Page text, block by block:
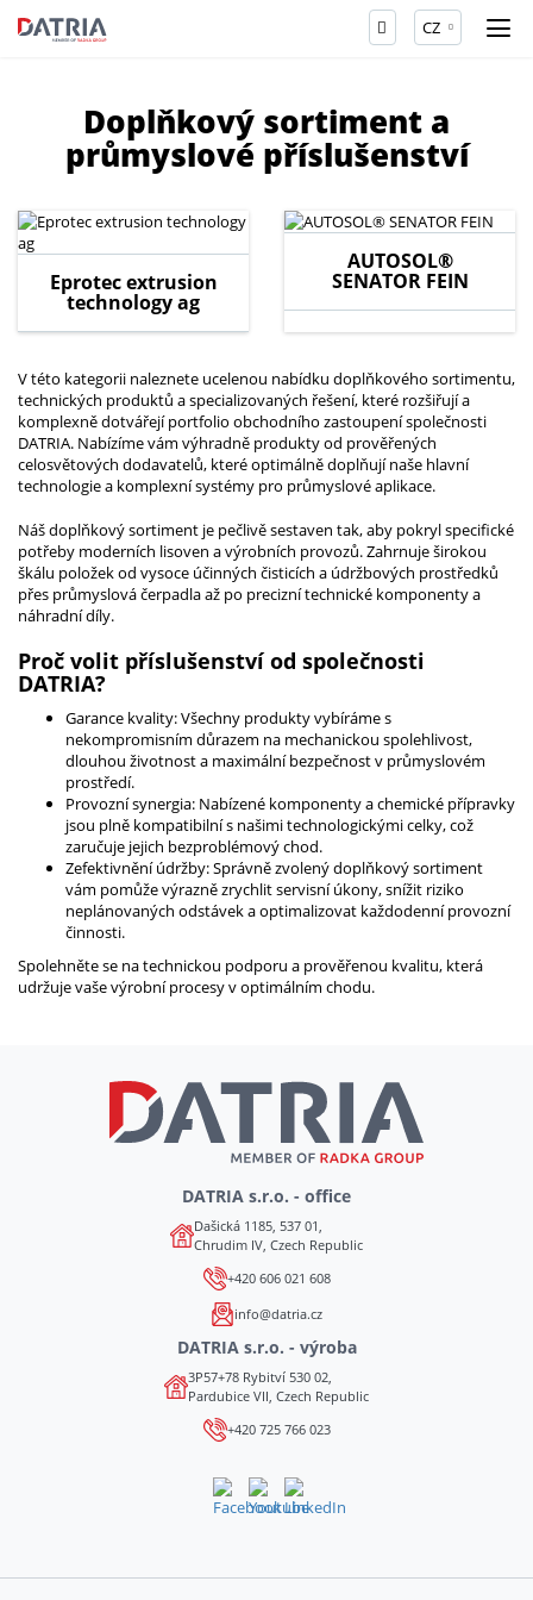
CZ
Doplňkový sortiment a
průmyslové příslušenství
Eprotec extrusion
technology ag
AUTOSOL®
SENATOR FEIN
V této kategorii naleznete ucelenou nabídku doplňkového sortimentu,
technických produktů a specializovaných řešení, které rozšiřují a
komplexně dotvářejí portfolio obchodního zastoupení společnosti
DATRIA. Nabízíme vám výhradně produkty od prověřených
celosvětových dodavatelů, které optimálně doplňují naše hlavní
technologie a komplexní systémy pro průmyslové aplikace.
Náš doplňkový sortiment je pečlivě sestaven tak, aby pokryl specifické
potřeby moderních lisoven a výrobních provozů. Zahrnuje širokou
škálu položek od vysoce účinných čisticích a údržbových prostředků
přes průmyslová čerpadla až po precizní technické komponenty a
náhradní díly.
Proč volit příslušenství od společnosti
DATRIA?
Garance kvality: Všechny produkty vybíráme s
nekompromisním důrazem na mechanickou spolehlivost,
dlouhou životnost a maximální bezpečnost v průmyslovém
prostředí.
Provozní synergia: Nabízené komponenty a chemické přípravky
jsou plně kompatibilní s našimi technologickými celky, což
zaručuje jejich bezproblémový chod.
Zefektivnění údržby: Správně zvolený doplňkový sortiment
vám pomůže výrazně zrychlit servisní úkony, snížit riziko
neplánovaných odstávek a optimalizovat každodenní provozní
činnosti.
Spolehněte se na technickou podporu a prověřenou kvalitu, která
udržuje vaše výrobní procesy v optimálním chodu.
DATRIA s.r.o. - office
Dašická 1185, 537 01,
Chrudim IV, Czech Republic
+420 606 021 608
info@datria.cz
DATRIA s.r.o. - výroba
3P57+78 Rybitví 530 02,
Pardubice VII, Czech Republic
+420 725 766 023